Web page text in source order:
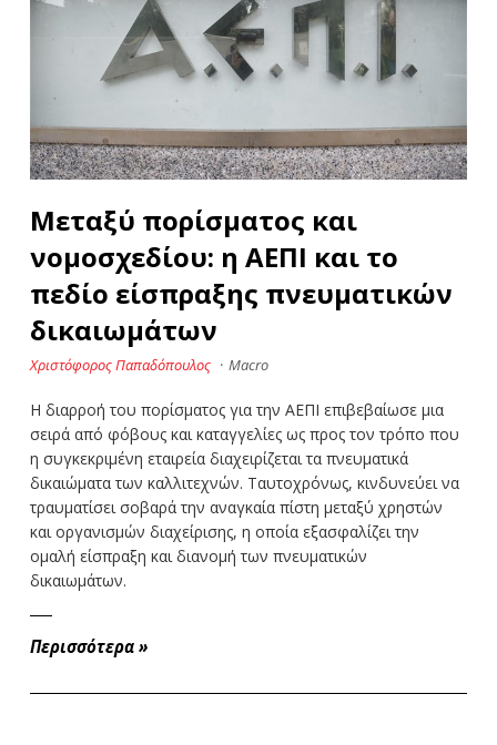
Μεταξύ πορίσματος και
νομοσχεδίου: η ΑΕΠΙ και το
πεδίο είσπραξης πνευματικών
δικαιωμάτων
Χριστόφορος Παπαδόπουλος · Macro
Η διαρροή του πορίσματος για την ΑΕΠΙ επιβεβαίωσε μια
σειρά από φόβους και καταγγελίες ως προς τον τρόπο που
η συγκεκριμένη εταιρεία διαχειρίζεται τα πνευματικά
δικαιώματα των καλλιτεχνών. Ταυτοχρόνως, κινδυνεύει να
τραυματίσει σοβαρά την αναγκαία πίστη μεταξύ χρηστών
και οργανισμών διαχείρισης, η οποία εξασφαλίζει την
ομαλή είσπραξη και διανομή των πνευματικών
δικαιωμάτων.
Περισσότερα »